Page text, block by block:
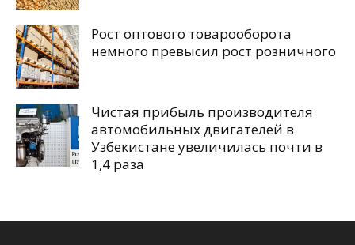
Рост оптового товарооборота
немного превысил рост розничного
Чистая прибыль производителя
автомобильных двигателей в
Узбекистане увеличилась почти в
1,4 раза